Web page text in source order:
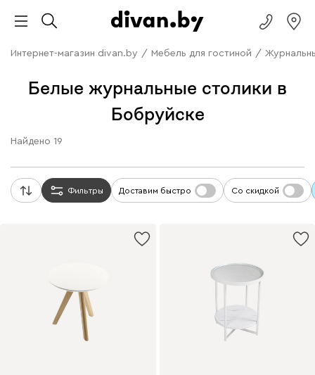
Интернет-магазин divan.by / Мебель для гостиной /
Белые журнальные столики в
Бобруйске
Найдено 19
Фильтры Доставим быстро Со скидкой